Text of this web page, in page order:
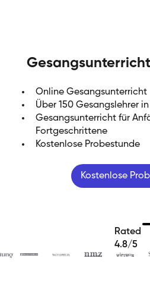
Online Gesangsunterricht
Über 150 Gesangslehrer
Gesangsunterricht für
Fortgeschrittene
Kostenlose Probestunde
Kostenlose
Rated
4.8/5